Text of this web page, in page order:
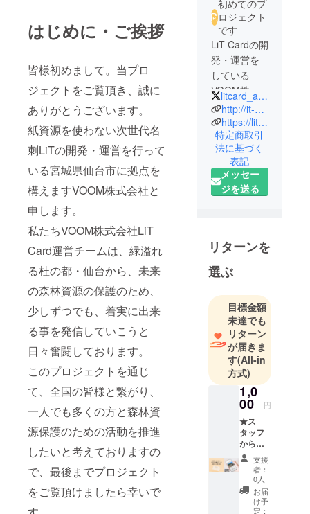
はじめに・ご挨拶
皆様初めまして。当プロ
ジェクトをご覧頂き、誠に
ありがとうございます。
紙資源を使わない次世代名
刺LiTの開発・運営を行って
いる宮城県仙台市に拠点を
構えますVOOM株式会社と
申します。
私たちVOOM株式会社LiT
Card運営チームは、緑溢れ
る杜の都・仙台から、未来
の森林資源の保護のため、
少しずつでも、着実に出来
る事を発信していこうと
日々奮闘しております。
このプロジェクトを通じ
て、全国の皆様と繋がり、
一人でも多くの方と森林資
源保護のための活動を推進
したいと考えておりますの
で、最後までプロジェクト
をご覧頂けましたら幸いで
初めてのプ
ロジェクト
です
LiT Cardの開
発・運営を
している
VOOM株式
会社の遠藤
裕次郎と申
します。
紙を使わな
いサスティ
ナブルな次
世代名刺を
護活動に貢
献して参り
ます。
り組みされ
ている企業
様や、関心
がある方と
情報交換は
積極的に行
いたいで
皆様どうぞ
よろしくお
願い致しま
litcard_app
http://it-voom.com/
https://lit-card.com/
特定商取引
法に基づく
表記
メッセー
ジを送る
リターンを
選ぶ
目標金額
未達でも
リターン
が届きま
す(All-in
方式)
1,0
00 円
★ス
タッフ
から心
を込め
た御礼
メー
ル ★
植樹活
動の報
支援
者：
0人
お届
け予
定：